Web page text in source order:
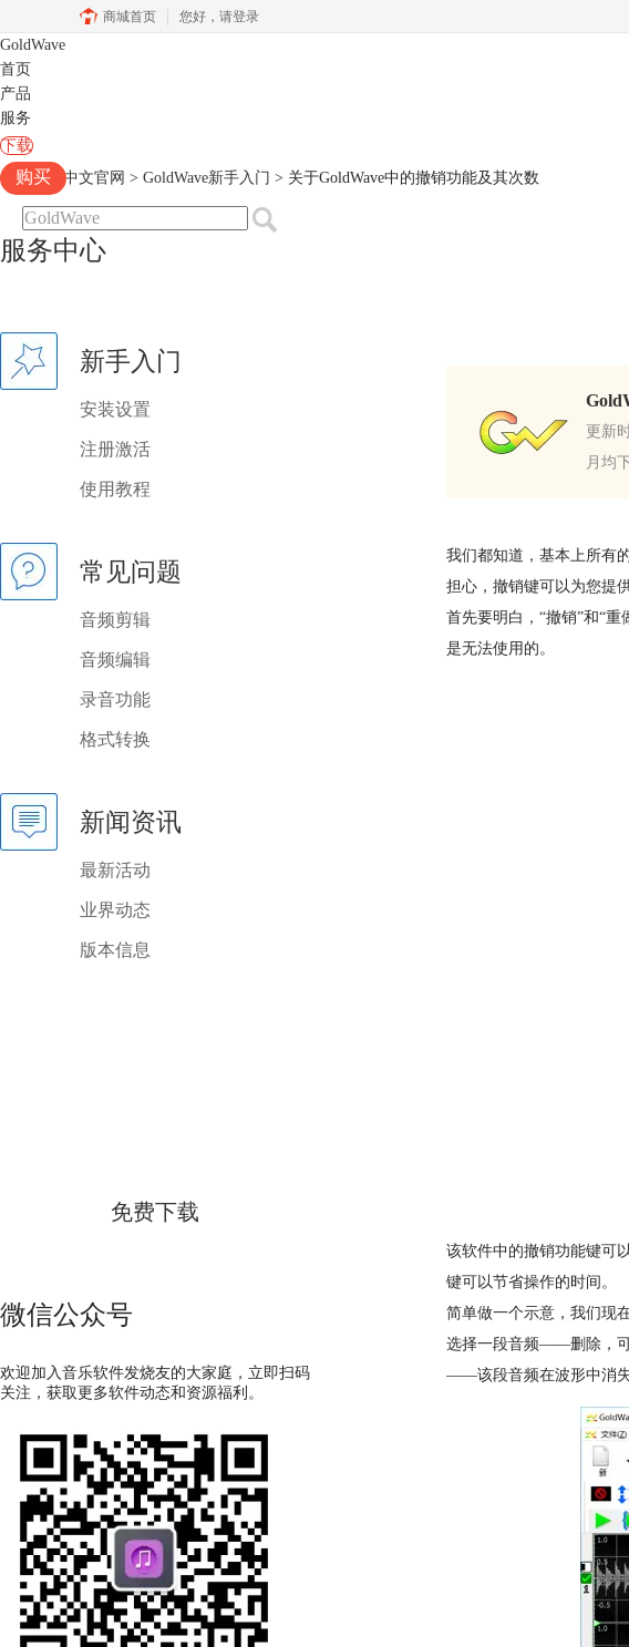
商城首页 您好， 请登录
GoldWave
首页
产品
服务
下载
购买
Goldwave中文官网 > GoldWave新手入门 > 关于GoldWave中的撤销功能及其次数
服务中心
新手入门
安装设置
注册激活
使用教程
常见问题
音频剪辑
音频编辑
录音功能
格式转换
新闻资讯
最新活动
业界动态
版本信息
免费下载
微信公众号
欢迎加入音乐软件发烧友的大家庭，立即扫码
关注，获取更多软件动态和资源福利。
更新
月均
我们都知道，基本上所有
担心，撤销键可以为您提
首先要明白，“撤销”和“
是无法使用的。
该软件中的撤销功能键可
键可以节省操作的时间。
简单做一个示意，我们现
选择一段音频——删除，可
——该段音频在波形中消